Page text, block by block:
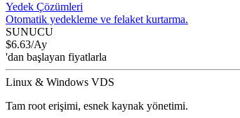
Yedek Çözümleri
Otomatik yedekleme ve felaket kurtarma.
SUNUCU
$6.63/Ay
'dan başlayan fiyatlarla
Linux & Windows VDS
Tam root erişimi, esnek kaynak yönetimi.